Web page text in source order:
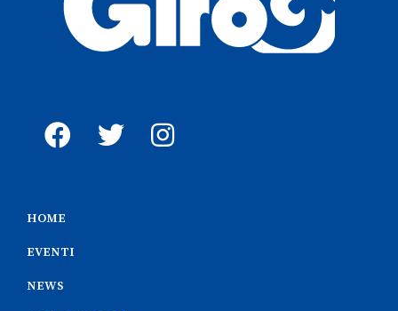
HOME
EVENTI
NEWS